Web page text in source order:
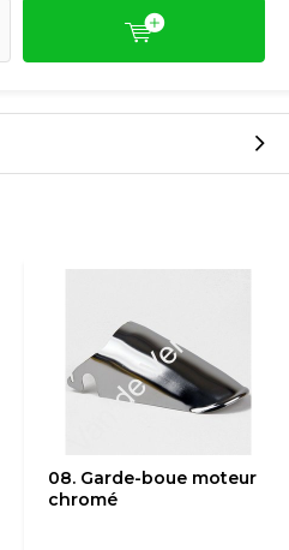
08. Garde-boue moteur
chromé